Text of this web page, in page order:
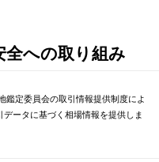
への取り組み
鑑定委員会の取引情報提供制度によ
ータに基づく相場情報を提供しま